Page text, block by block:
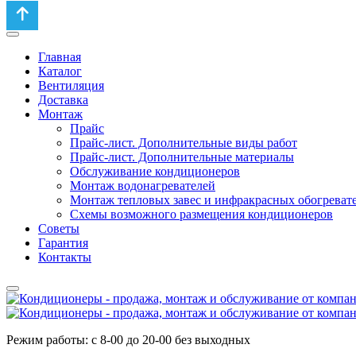
Главная
Каталог
Вентиляция
Доставка
Монтаж
Прайс
Прайс-лист. Дополнительные виды работ
Прайс-лист. Дополнительные материалы
Обслуживание кондиционеров
Монтаж водонагревателей
Монтаж тепловых завес и инфракрасных
Схемы возможного размещения кондиционеров
Советы
Гарантия
Контакты
Режим работы: с 8-00 до 20-00 без выходных